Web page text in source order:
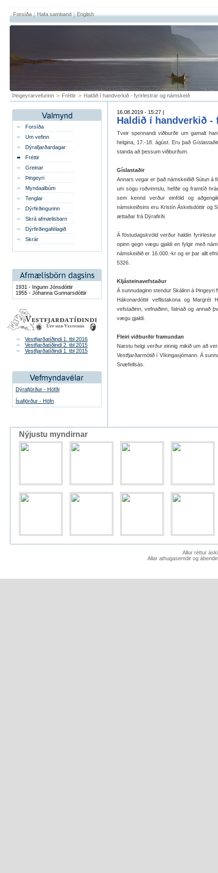
Forsíða Hafa samband English
Þingeyrarvefurinn > Fréttir > Haldið í handverkið - fyrirlestrar og námskeið
Forsíða
Um vefinn
Dýrafjarðardagar
Fréttir
Greinar
Þingeyri
Myndaalbúm
Tenglar
Dýrfirðingurinn
Skrá afmælisbarn
Dýrfirðingafélagið
Skrár
1931 - Ingunn Jónsdóttir
1955 - Jóhanna Gunnarsdóttir
Vestfjarðatíðindi 1. tbl 2016
Vestfjarðatíðindi 2. tbl 2015
Vestfjarðatíðindi 1. tbl 2015
Dýrafjörður - Höfði
Ísafjörður - Höfn
16.08.2019 - 15:27 |
Haldið í handverkið
Tveir spennandi viðburðir um gamalt
helgina, 17.-18. ágúst. Eru það
standa að þessum viðburðum.
Gíslastaðir
Annars vegar er það námskeiðið Sútun á
um sögu roðvinnslu, hefðir og framtíð
sem kennd verður einföld og
námskeiðsins eru Kristín Áskelsdóttir og
ættaðar frá Dýrafirði.
Á föstudagskvöld verður haldin
opinn gegn vægu gjaldi en fylgir með
námskeiðið er 16.000.-kr og er þar allt
5326.
Kljásteinavefstaður
Á sunnudaginn stendur Skálinn á Þingeyri
Hákonardóttir veflistakona og Margrét
vefstaðinn, vefnaðinn, fatnað og annað
vægu gjaldi.
Fleiri viðburðir framundan
Næstu helgi verður einnig mikið um að
Vestfjarðarmótið í Víkingasjómann. Á
Snæfellsás.
Nýjustu myndirnar
Allur réttur
Allar athugasemdir og